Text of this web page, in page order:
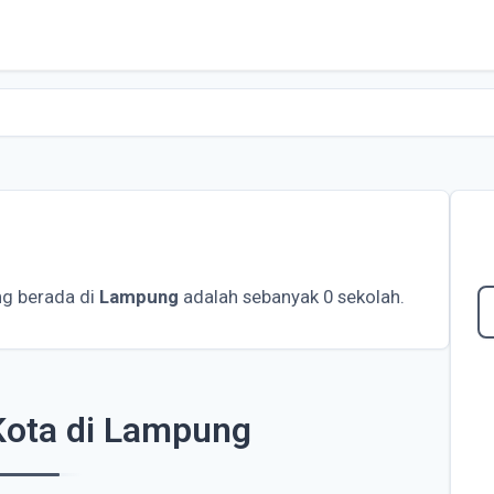
berada di Lampung adalah sebanyak 0 sekolah.
di Lampung